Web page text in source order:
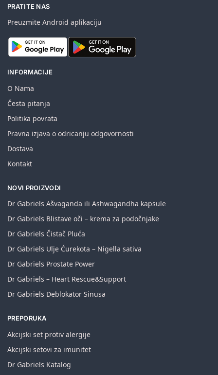
PRATITE NAS
Preuzmite Android aplikaciju
INFORMACIJE
O Nama
Česta pitanja
Politika povrata
Pravna izjava o odricanju odgovornosti
Dostava
Kontakt
NOVI PROIZVODI
Dr Gabriels Ašvaganda ili Ashwagandha kapsule
Dr Gabriels Blistave oči – krema za podočnjake
Dr Gabriels Čistač Pluća
Dr Gabriels Ulje Ćurekota – Nigella sativa
Dr Gabriels Prostate Power
Dr Gabriels – Heart Rescue&Support
Dr Gabriels Deblokator Sinusa
PREPORUKA
Akcijski set protiv alergije
Akcijski setovi za imunitet
Dr Gabriels Katalog